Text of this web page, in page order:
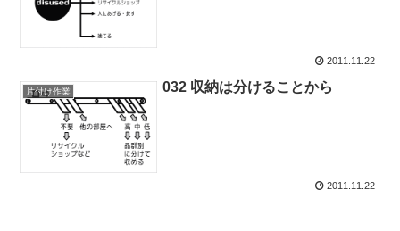
2011.11.22
片付け作業 032 収納は分けることから
2011.11.22